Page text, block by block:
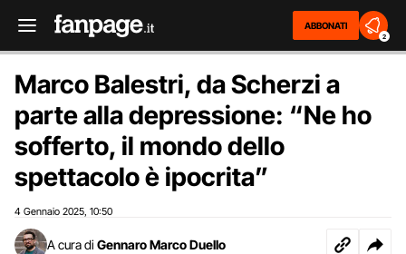
ABBONATI
2
Marco Balestri, da Scherzi a
parte alla depressione: “Ne ho
sofferto, il mondo dello
spettacolo è ipocrita”
4 Gennaio 2025 10:50
A cura di Gennaro Marco Duello